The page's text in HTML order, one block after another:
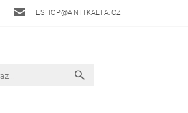
ESHOP@ANTIKALFA.CZ